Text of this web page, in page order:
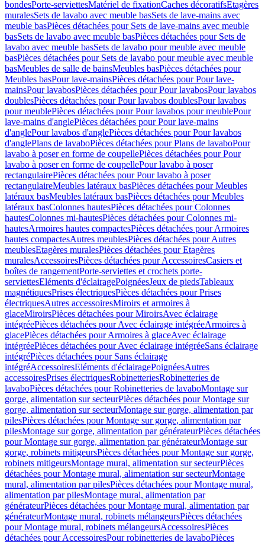
bondesPorte-serviettesMatériel de fixationCaches décoratifsEtagères
muralesSets de lavabo avec meuble basSets de lave-mains avec
meuble basPièces détachées pour Sets de lave-mains avec meuble
basSets de lavabo avec meuble basPièces détachées pour Sets de
lavabo avec meuble basSets de lavabo pour meuble avec meuble
basPièces détachées pour Sets de lavabo pour meuble avec meuble
basMeubles de salle de bainsMeubles basPièces détachées pour
Meubles basPour lave-mainsPièces détachées pour Pour lave-
mainsPour lavabosPièces détachées pour Pour lavabosPour lavabos
doublesPièces détachées pour Pour lavabos doublesPour lavabos
pour meublePièces détachées pour Pour lavabos pour meublePour
lave-mains d'anglePièces détachées pour Pour lave-mains
d'anglePour lavabos d'anglePièces détachées pour Pour lavabos
d'anglePlans de lavaboPièces détachées pour Plans de lavaboPour
lavabo à poser en forme de coupellePièces détachées pour Pour
lavabo à poser en forme de coupellePour lavabo à poser
rectangulairePièces détachées pour Pour lavabo à poser
rectangulaireMeubles latéraux basPièces détachées pour Meubles
latéraux basMeubles latéraux basPièces détachées pour Meubles
latéraux basColonnes hautesPièces détachées pour Colonnes
hautesColonnes mi-hautesPièces détachées pour Colonnes mi-
hautesArmoires hautes compactesPièces détachées pour Armoires
hautes compactesAutres meublesPièces détachées pour Autres
meublesEtagères muralesPièces détachées pour Etagères
muralesAccessoiresPièces détachées pour AccessoiresCasiers et
boîtes de rangementPorte-serviettes et crochets porte-
serviettesEléments d'éclairagePoignéesJeux de piedsTableaux
magnétiquesPrises électriquesPièces détachées pour Prises
électriquesAutres accessoiresMiroirs et armoires à
glaceMiroirsPièces détachées pour MiroirsAvec éclairage
intégréePièces détachées pour Avec éclairage intégréeArmoires à
glacePièces détachées pour Armoires à glaceAvec éclairage
intégréePièces détachées pour Avec éclairage intégréeSans éclairage
intégréPièces détachées pour Sans éclairage
intégréAccessoiresEléments d'éclairagePoignéesAutres
accessoiresPrises électriquesRobinetteriesRobinetteries de
lavaboPièces détachées pour Robinetteries de lavaboMontage sur
gorge, alimentation sur secteurPièces détachées pour Montage sur
gorge, alimentation sur secteurMontage sur gorge, alimentation par
pilesPièces détachées pour Montage sur gorge, alimentation par
pilesMontage sur gorge, alimentation par générateurPièces détachées
pour Montage sur gorge, alimentation par générateurMontage sur
gorge, robinets mitigeursPièces détachées pour Montage sur gorge,
robinets mitigeursMontage mural, alimentation sur secteurPièces
détachées pour Montage mural, alimentation sur secteurMontage
mural, alimentation par pilesPièces détachées pour Montage mural,
alimentation par pilesMontage mural, alimentation par
générateurPièces détachées pour Montage mural, alimentation par
générateurMontage mural, robinets mélangeursPièces détachées
pour Montage mural, robinets mélangeursAccessoiresPièces
détachées pour AccessoiresPour robinetteries de lavaboPièces